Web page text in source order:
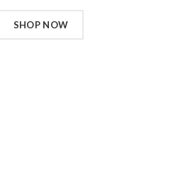
SHOP NOW